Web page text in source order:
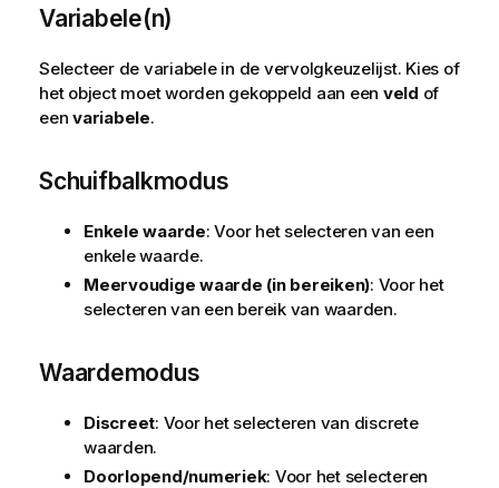
Variabele(n)
Selecteer de variabele in de vervolgkeuzelijst. Kies of
het object moet worden gekoppeld aan een veld of
een variabele.
Schuifbalkmodus
Enkele waarde: Voor het selecteren van een
enkele waarde.
Meervoudige waarde (in bereiken): Voor het
selecteren van een bereik van waarden.
Waardemodus
Discreet: Voor het selecteren van discrete
waarden.
Doorlopend/numeriek: Voor het selecteren